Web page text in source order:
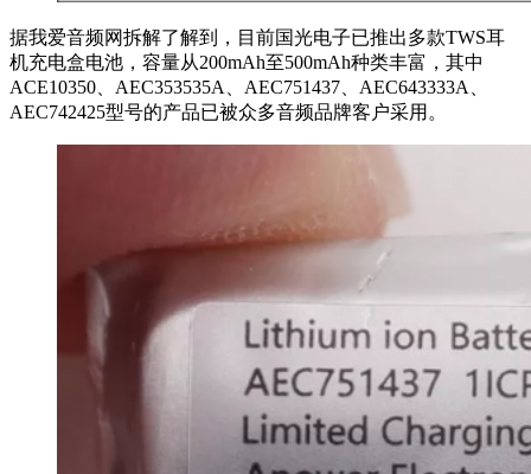
据我爱音频网拆解了解到，目前国光电子已推出多款TWS耳
机充电盒电池，容量从200mAh至500mAh种类丰富，其中
ACE10350、AEC353535A、AEC751437、AEC643333A、
AEC742425型号的产品已被众多音频品牌客户采用。